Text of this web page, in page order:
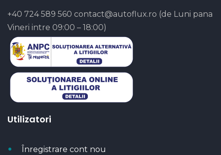
+40 724 589 560 contact@autoflux.ro (de Luni pana
Vineri intre 09:00 – 18:00)
Utilizatori
Înregistrare cont nou